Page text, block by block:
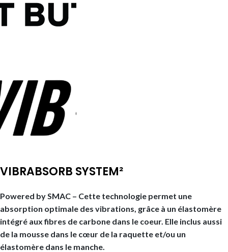
VIBRABSORB SYSTEM²
Powered by SMAC – Cette technologie permet une
absorption optimale des vibrations, grâce à un élastomère
intégré aux fibres de carbone dans le coeur. Elle inclus aussi
de la mousse dans le cœur de la raquette et/ou un
élastomère dans le manche.